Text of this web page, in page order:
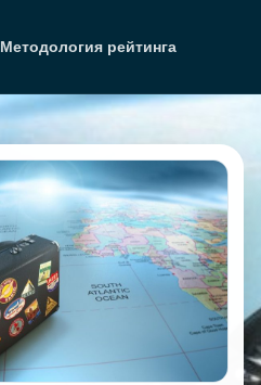
Методология рейтинга